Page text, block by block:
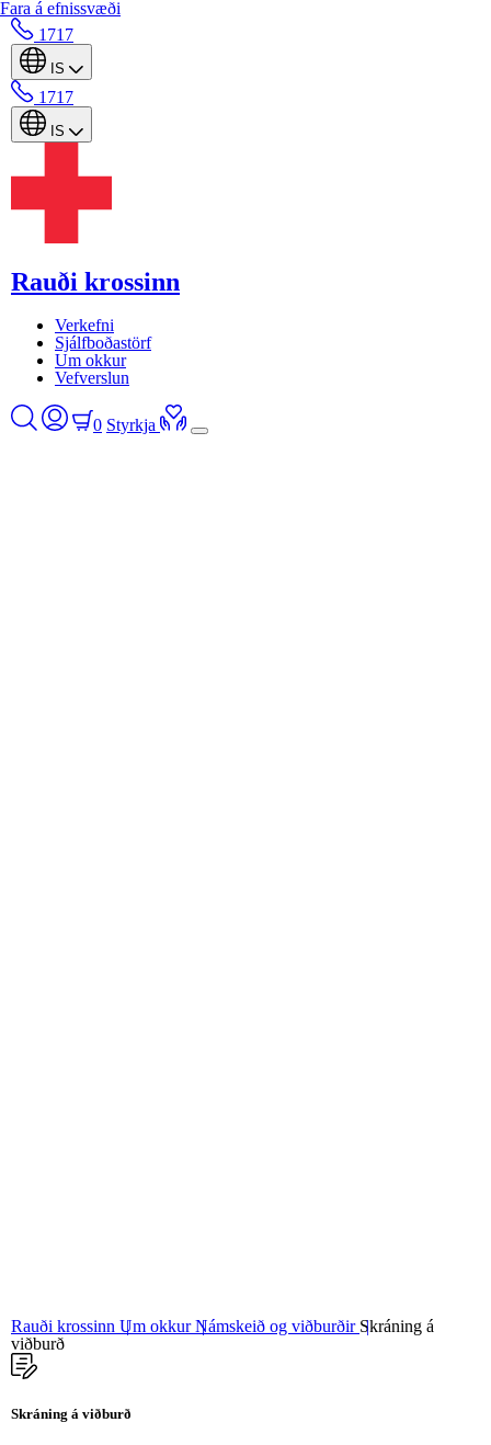
Fara á efnissvæði
1717
IS
1717
IS
Rauði krossinn
Verkefni
Sjálfboðastörf
Um okkur
Vefverslun
0 Styrkja
Rauði krossinn Um okkurNámskeið og viðburðir Skráning á
viðburð
Skráning á viðburð